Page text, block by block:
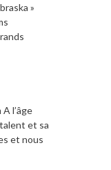
»
l’âge
et sa
et nous